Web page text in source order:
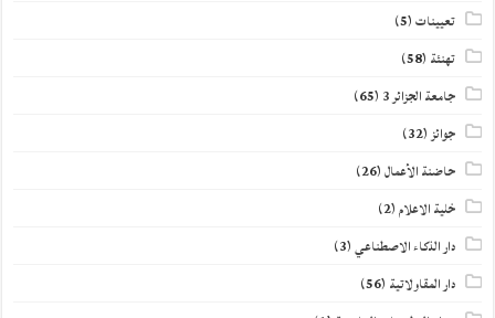
تعيينات(5)
تهنئة (58)
جامعة الجزائر 3 (65)
جوائز(32)
حاضنة الأعمال(26)
خلية الاعلام(2)
دار الذكاء الاصطناعي(3)
دار المقاولاتية (56)